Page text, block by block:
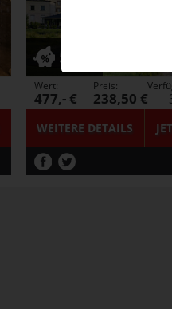
50%
WEITERE DETAILS
Wert:
477,- €
Preis:
238,50 €